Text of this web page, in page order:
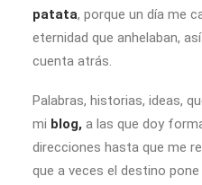
patata, porque un día me
eternidad que anhelaban,
cuenta atrás.
Palabras, historias, ideas,
mi blog, a las que doy
direcciones hasta que me
que a veces el destino